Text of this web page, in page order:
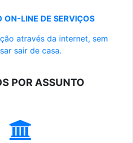
ON-LINE DE SERVIÇOS
através da internet, sem
sair de casa.
POR ASSUNTO